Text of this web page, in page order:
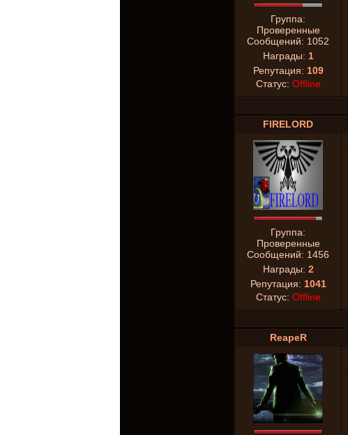
Группа:
Проверенные
Сообщений: 1052
Награды: 1
Репутация: 109
Статус: Offline
FIRELORD
Группа:
Проверенные
Сообщений: 1456
Награды: 2
Репутация: 1041
Статус: Offline
ReapeR